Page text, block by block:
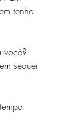
tenho
você?
sequer